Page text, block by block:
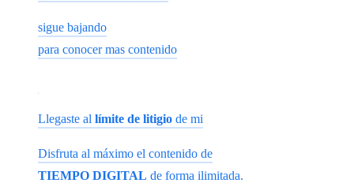
sigue bajando
para conocer mas contenido
Llegaste al límite de litigio de mi
Disfruta al máximo el contenido de
TIEMPO DIGITAL de forma ilimitada.